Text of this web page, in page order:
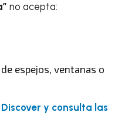
no acepta:
espejos, ventanas o
y consulta las